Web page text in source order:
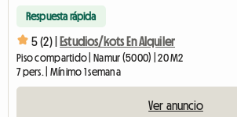
Respuesta rápida
5 (2) | Estudios/kots En Alquiler
Piso compartido | Namur (5000) | 20 M2
7 pers. | Mínimo 1 semana
Ver anuncio